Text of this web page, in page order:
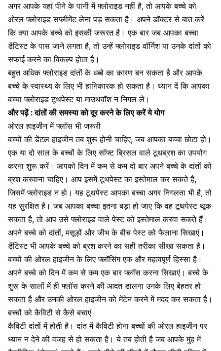
अगर आपके यहां पीने के पानी मेंफ्लोराइड नहीं है, तो आपके बच्चे को
ओरलफ्लोराइड सप्लीमेंट लेना पड़ सकता है। अपने डॉक्टर से बात करें
कि क्या आपके बच्चे को इसकी जरूरत है। एक बार जब आपका बच्चा
डेंटिस्टके पास जाने लगता है, तो उन्हें फ्लोराइड वॉर्निश या उनके दांतों को
सफाई करने का विकल्प होता है।
बहुत अधिकफ्लोराइड दांतों के धब्बे का कारण बन सकता है और आपके
बच्चे के स्वास्थ्य के लिए भी हानिकारक हो सकता है। ध्यान दें कि आपका
बच्चाफ्लोराइड टूथपेस्टया माउथवॉश न निगल ले।
और पढ़ें :दांतों की समस्या को दूर करने के लिए करें ये योग
ओरल हाइजीन में फ्लॉस भी जरूरी
बच्चों कीडेंटल हाइजीनतब शुरू होनी चाहिए, जब आपका बच्चा छोटा हो।
एक या दो साल के बच्चों के लिए सॉफ्ट ब्रिसल वालेटूथब्रश का उपयोग
करना शुरू करें। आपको दिन में कम से कम दो बार अपने बच्चे केदांतों को
ब्रशकरवाना चाहिए। आप इसमेंटूथपेस्ट का इस्तेमाल कर सकते हैं,
जिसमें फ्लोराइड न हो। यहटूथपेस्टआपका बच्चा अगर निगलता भी है, तो
यह सुरक्षित है। जब आपका बच्चा इतना बड़ा हो जाए कि वह टूथपेस्ट थूक
सकता है, तो आप उसे फ्लोराइड वाले पेस्ट को इस्तेमाल करवा सकते हैं।
अपने बच्चे कोदांतों, मसूड़ों और जीभ के बीचपेस्ट को फैलाना सिखाएं।
डेंटिस्ट भी आपके बच्चे को ब्रश करने का सही तरीका सीखा सकता है।
बच्चों की ओरल हाइजीन के लिए फ्लॉसिंग एक और महत्वपूर्ण हिस्सा है।
अपने बच्चे को दिन में कम से कम एक बार फ्लॉस करना सिखाएं। बच्चे के
शुरू के सालों में ही फ्लॉस करने की आदत डालना उनके लिए बेहतर हो
सकता है और उनकी ओरल हाइजीन को मेंटेन करने में मदद कर सकता है।
बच्चों को कैविटी से कैसे बचाएं
कैविटीदांतों में होतीहै। दांत में कैविटी होना बच्चों की ओरल हाइजीन पर
ध्यान न देने की वजह से हो सकता है। ये तब होती है जब आपकेमुंह में